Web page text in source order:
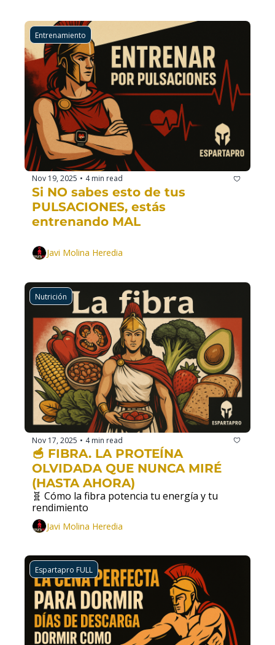
Entrenamiento
Nov 19, 2025 • 4 min read
Si NO sabes esto de tus
PULSACIONES, estás
entrenando MAL
Javi Molina Heredia
Nutrición
Nov 17, 2025 • 4 min read
🥣 FIBRA. LA PROTEÍNA
OLVIDADA QUE NUNCA MIRÉ
(HASTA AHORA)
🧬 Cómo la fibra potencia tu energía y tu
rendimiento
Javi Molina Heredia
Espartapro FULL